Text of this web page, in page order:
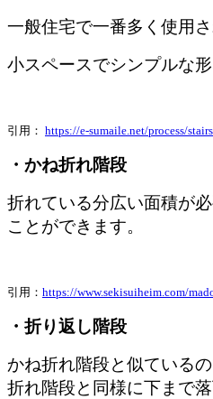
一般住宅で一番多く使用
小スペースでシンプルな
引用： https://e-sumaile.net/process/stairs
・かね折れ階段
折れている分広い面積が
ことができます。
引用： https://www.sekisuiheim.com/
・折り返し階段
かね折れ階段と似ている
折れ階段と同様に下まで